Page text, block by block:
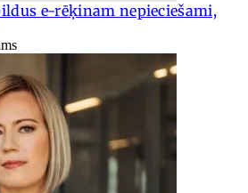
e-rēķinam nepieciešami,